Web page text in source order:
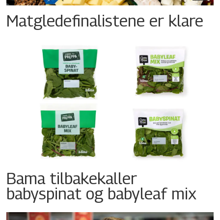
Matgledefinalistene er klare
Bama tilbakekaller
babyspinat og babyleaf mix